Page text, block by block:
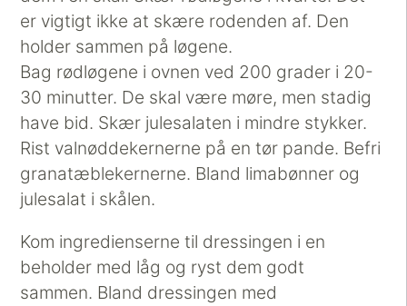
er vigtigt ikke at skære rodenden af. Den
holder sammen på løgene.
Bag rødløgene i ovnen ved 200 grader i 20-
30 minutter. De skal være møre, men stadig
have bid. Skær julesalaten i mindre stykker.
Rist valnøddekernerne på en tør pande. Befri
granatæblekernerne. Bland limabønner og
julesalat i skålen.
Kom ingredienserne til dressingen i en
beholder med låg og ryst dem godt
sammen. Bland dressingen med